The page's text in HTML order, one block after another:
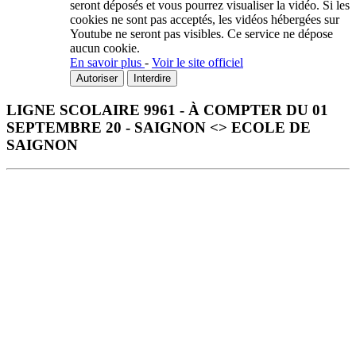
seront déposés et vous pourrez visualiser la vidéo. Si les
cookies ne sont pas acceptés, les vidéos hébergées sur
Youtube ne seront pas visibles. Ce service ne dépose
aucun cookie.
En savoir plus - Voir le site officiel
Autoriser Interdire
LIGNE SCOLAIRE 9961 - À COMPTER DU 01
SEPTEMBRE 20 - SAIGNON <> ECOLE DE
SAIGNON